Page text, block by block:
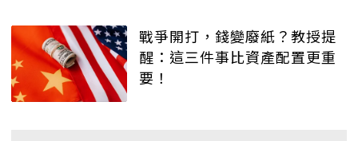
戰爭開打，錢變廢紙？教授提
醒：這三件事比資產配置更重
要！